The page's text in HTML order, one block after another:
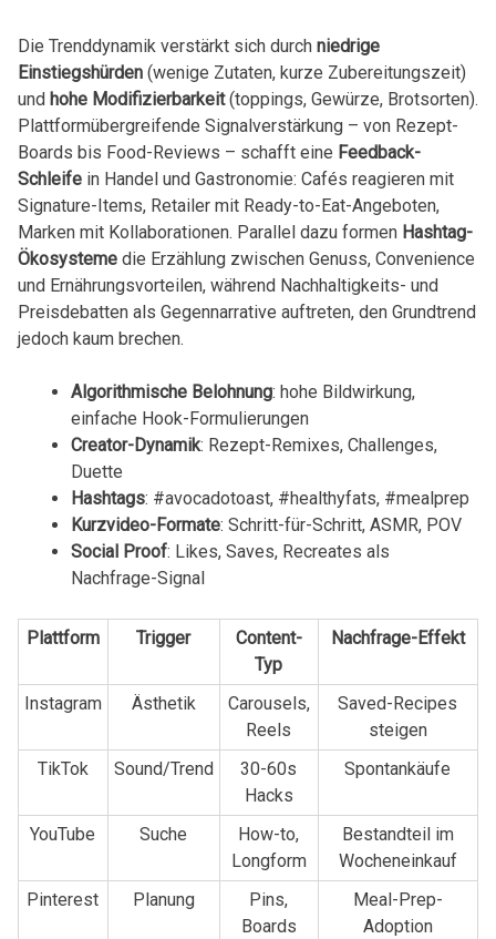
Die Trenddynamik verstärkt sich durch niedrige
Einstiegshürden(wenige Zutaten, kurze Zubereitungszeit)
und hohe Modifizierbarkeit(toppings, Gewürze, Brotsorten).
Plattformübergreifende Signalverstärkung – von Rezept-
Boards bis Food-Reviews – schafft eine Feedback-
Schleifein Handel und Gastronomie: Cafés reagieren mit
Signature-Items, Retailer mit Ready-to-Eat-Angeboten,
Marken mit Kollaborationen. Parallel dazu formen Hashtag-
Ökosystemedie Erzählung zwischen Genuss, Convenience
und Ernährungsvorteilen, während Nachhaltigkeits- und
Preisdebatten als Gegennarrative auftreten, den Grundtrend
jedoch kaum brechen.
Algorithmische Belohnung: hohe Bildwirkung,
einfache Hook-Formulierungen
Creator-Dynamik: Rezept-Remixes, Challenges,
Duette
Hashtags: #avocadotoast, #healthyfats, #mealprep
Kurzvideo-Formate: Schritt-für-Schritt, ASMR, POV
Social Proof: Likes, Saves, Recreates als
Nachfrage-Signal
Plattform Trigger
Content-
Typ
Nachfrage-Effekt
Instagram Ästhetik
Carousels,
Reels
Saved-Recipes
steigen
TikTok
Sound/Trend
30-60s
Hacks
Spontankäufe
YouTube Suche
How-to,
Longform
Bestandteil im
Wocheneinkauf
Pinterest
Planung
Pins,
Boards
Meal-Prep-
Adoption